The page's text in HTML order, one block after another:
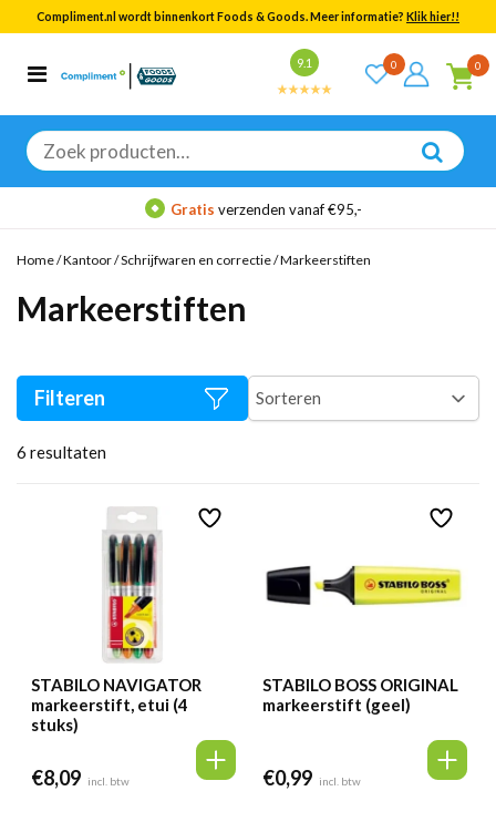
Compliment.nl wordt binnenkort Foods & Goods. Meer informatie? Klik hier!!
9.1 0 0
Zoeken
naar:
Categorieën
Bekijk alle resultaten
Gratis verzenden vanaf €95,-
Home/Kantoor/Schrijfwaren en correctie/Markeerstiften
Markeerstiften
6 resultaten
Filteren
STABILO NAVIGATOR
markeerstift, etui (4
stuks)
€8,09 incl. btw
STABILO BOSS ORIGINAL
markeerstift (geel)
€0,99 incl. btw